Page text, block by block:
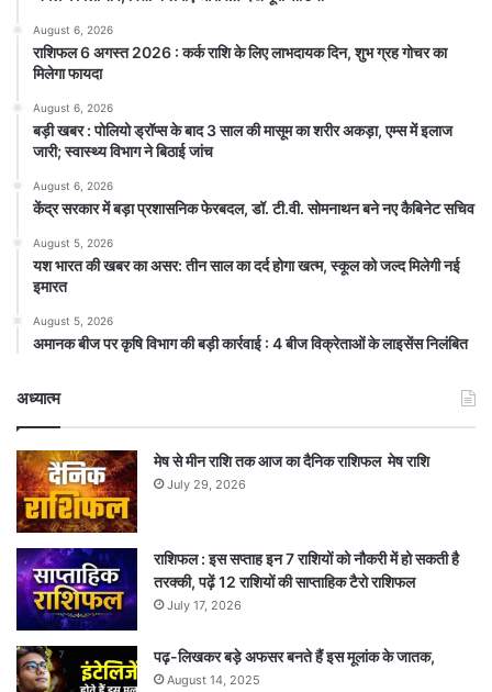
August 6, 2026
राशिफल 6 अगस्त 2026 : कर्क राशि के लिए लाभदायक दिन, शुभ ग्रह गोचर का
मिलेगा फायदा
August 6, 2026
बड़ी खबर : पोलियो ड्रॉप्स के बाद 3 साल की मासूम का शरीर अकड़ा, एम्स में इलाज
जारी; स्वास्थ्य विभाग ने बिठाई जांच
August 6, 2026
केंद्र सरकार में बड़ा प्रशासनिक फेरबदल, डॉ. टी.वी. सोमनाथन बने नए कैबिनेट सचिव
August 5, 2026
यश भारत की खबर का असर: तीन साल का दर्द होगा खत्म, स्कूल को जल्द मिलेगी नई
इमारत
August 5, 2026
अमानक बीज पर कृषि विभाग की बड़ी कार्रवाई : 4 बीज विक्रेताओं के लाइसेंस निलंबित
अध्यात्म
मेष से मीन राशि तक आज का दैनिक राशिफल मेष राशि
July 29, 2026
राशिफल : इस सप्ताह इन 7 राशियों को नौकरी में हो सकती है
तरक्की, पढ़ें 12 राशियों की साप्ताहिक टैरो राशिफल
July 17, 2026
पढ़-लिखकर बड़े अफसर बनते हैं इस मूलांक के जातक,
August 14, 2025